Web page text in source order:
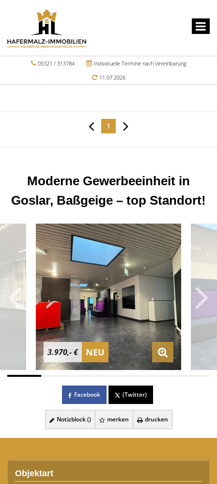
05321 / 313784
Individuelle Termine nach Vereinbarung
11.07.2026
1
Moderne Gewerbeeinheit in
Goslar, Baßgeige – top Standort!
3.970,- € NEU
Facebook (Twitter)
Notizblock () merken drucken
Objektart